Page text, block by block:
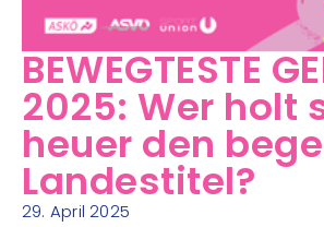
BEWEGTESTE
2025: Wer holt
heuer den
Landestitel?
29. April 2025